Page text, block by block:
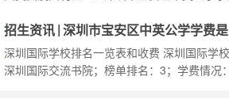
幼儿部、小学部、初中部、高中国际部。学校
学”培养个性化的教育理念相结合的方式，秉
旨，坚持“具备国际化特色的中国民校”的
招生资讯|深圳市宝安区中英公学学费是
深圳国际学校排名一览表和收费 深圳国际学
深圳国际交流书院；榜单排名：3；学费情